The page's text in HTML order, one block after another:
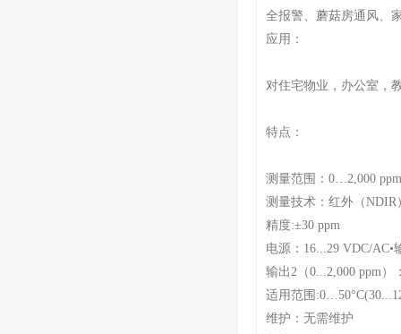
全报警、蘑菇房通风、
应用：
对住宅物业，办公室，
特点：
测量范围：0…2,000 ppm
测量技术：红外（NDIR
精度:±30 ppm
电源：16...29 VDC/AC•
输出2（0...2,000 ppm）
适用范围
维护：无需维护